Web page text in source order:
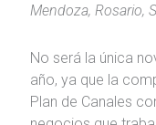
Mendoza, Rosario,
No será la única
año, ya que la
Plan de Canales